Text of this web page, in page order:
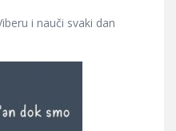
i nauči svaki dan